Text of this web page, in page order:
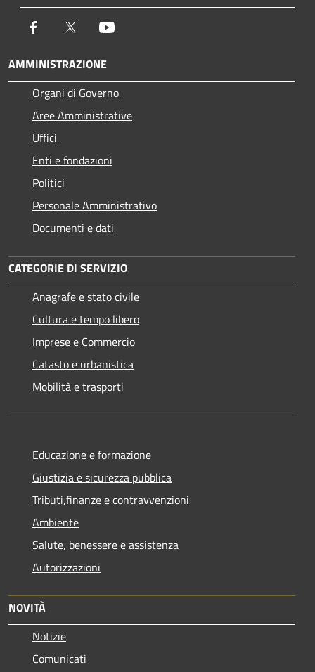
Facebook Twitter
AMMINISTRAZIONE
Organi di Governo
Aree Amministrative
Uffici
Enti e fondazioni
Politici
Personale Amministrativo
Documenti e dati
CATEGORIE DI SERVIZIO
Anagrafe e stato civile
Cultura e tempo libero
Imprese e Commercio
Catasto e urbanistica
Mobilità e trasporti
Educazione e formazione
Giustizia e sicurezza pubblica
Tributi,finanze e contravvenzioni
Ambiente
Salute, benessere e assistenza
Autorizzazioni
NOVITÀ
Notizie
Comunicati